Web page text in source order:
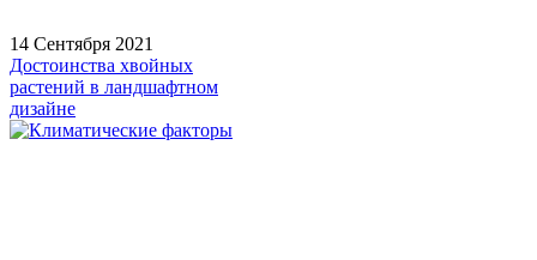
14 Сентября 2021
Достоинства хвойных
растений в ландшафтном
дизайне